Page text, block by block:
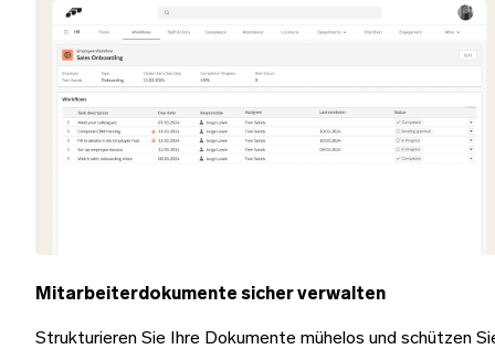
Mitarbeiterdokumente sicher verwalten
Strukturieren Sie Ihre Dokumente mühelos und schützen